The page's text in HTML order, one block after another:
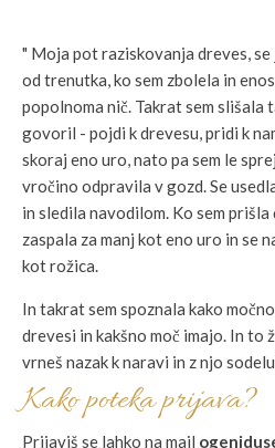
" Moja pot raziskovanja dreves,
od trenutka, ko sem zbolela in
popolnoma nič. Takrat sem slišala
govoril - pojdi k drevesu, pridi k
skoraj eno uro, nato pa sem le
vročino odpravila v gozd. Se
in sledila navodilom. Ko sem prišla
zaspala za manj kot eno uro in se
kot rožica.
In takrat sem spoznala kako
drevesi in kakšno moč imajo. In to
vrneš nazak k naravi in z njo
Kako poteka prijava?
Prijaviš se lahko na mail